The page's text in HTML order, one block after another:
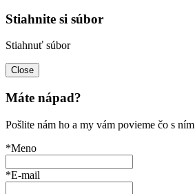
Stiahnite si súbor
Stiahnuť súbor
Close
Máte nápad?
Pošlite nám ho a my vám povieme čo s ním
*Meno
*E-mail